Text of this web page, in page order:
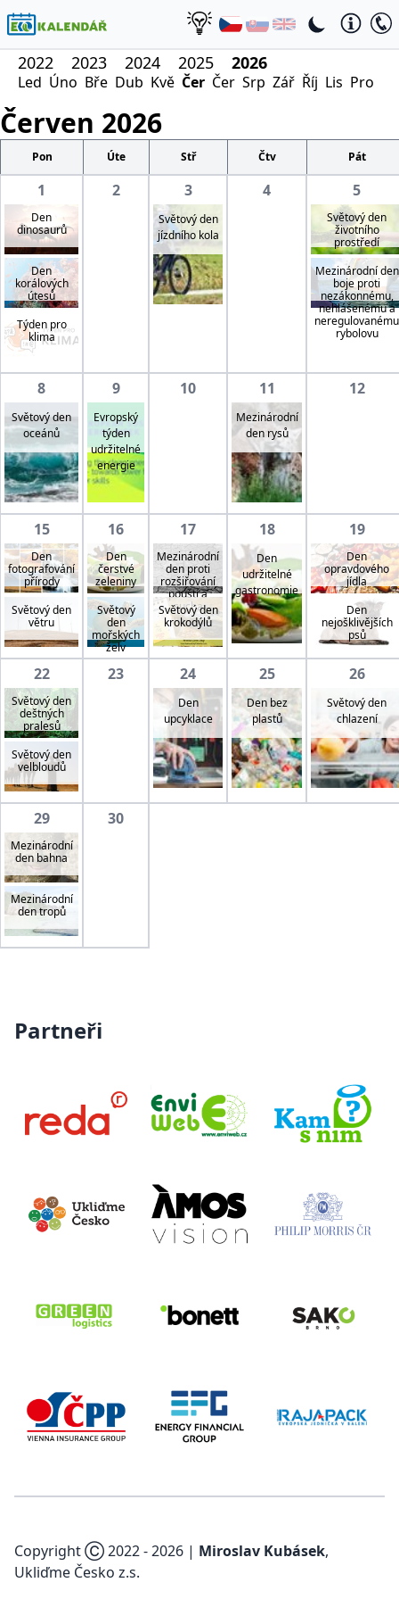
2022 2023 2024 2025 2026
Led Úno Bře Dub Kvě Čer Čer Srp Zář Říj Lis Pro
Červen 2026
Pon Úte Stř Čtv Pát
1
Den
dinosaurů
Den
korálových
útesů
Týden pro
klima
2 3
Světový den
jízdního kola
4 5
Světový den
životního
prostředí
Mezinárodní den
boje proti
nezákonnému,
nehlášenému a
neregulovanému
rybolovu
8
Světový den
oceánů
9
Evropský
týden
udržitelné
energie
10 11
Mezinárodní
den rysů
12
15
Den
fotografování
přírody
Světový den
větru
16
Den
čerstvé
zeleniny
Světový
den
mořských
želv
17
Mezinárodní
den proti
rozšiřování
pouští a
sucha
Světový den
krokodýlů
18
Den
udržitelné
gastronomie
19
Den
opravdového
jídla
Den
nejošklivějších
psů
22
Světový den
deštných
pralesů
Světový den
velbloudů
23 24
Den
upcyklace
25
Den bez
plastů
26
Světový den
chlazení
29
Mezinárodní
den bahna
Mezinárodní
den tropů
30
Partneři
Copyright Ⓒ 2022 -2026 | Miroslav Kubásek,
Ukliďme Česko z.s.